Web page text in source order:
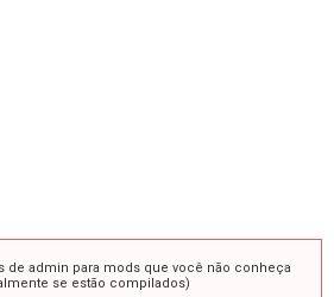
de admin para mods que você não conheça
se estão compilados)